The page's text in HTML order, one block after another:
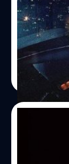
คำวา "Based
เครื่องหมายก
อย่างดี ตามแน
เขียนเลื่องชื่อ
เขียนของเขา
ปรีดี ฤกษ์วลีกุล
Read More
Arrival:
ปรัชญา เจ๋